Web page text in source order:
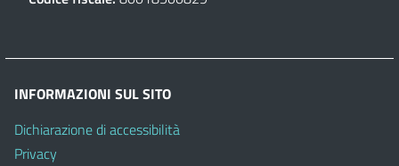
INFORMAZIONI SUL SITO
Dichiarazione di accessibilità
Privacy